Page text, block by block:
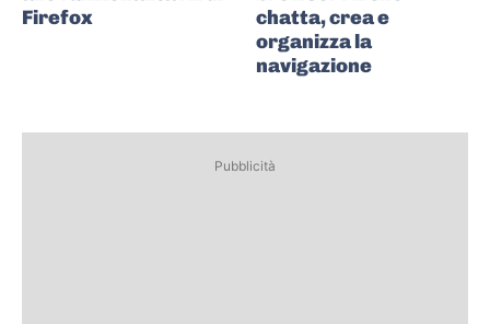
Firefox
chatta, crea e
organizza la
navigazione
Pubblicità